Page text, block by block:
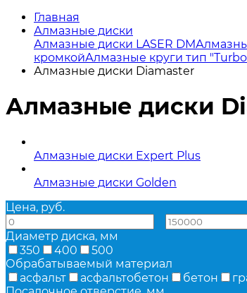
Главная
Алмазные диски
Алмазные диски LASER DM
кромкойАлмазные круги тип
Алмазные диски Diamaster
Алмазные диски
Алмазные диски Expert Plus
Алмазные диски Golden
Цена, руб.
Диаметр диска, мм
350
400
500
Обрабатываемый материал
асфальт
асфальтобетон бетон